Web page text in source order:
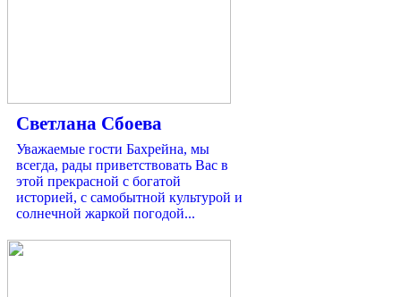
Светлана Сбоева
Уважаемые гости Бахрейна, мы
всегда, рады приветствовать Вас в
этой прекрасной с богатой
историей, с самобытной культурой и
солнечной жаркой погодой...